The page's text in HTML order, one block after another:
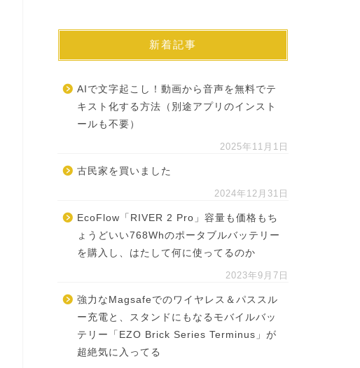
新着記事
AIで文字起こし！動画から音声を無料でテ
キスト化する方法（別途アプリのインスト
ールも不要）
2025年11月1日
古民家を買いました
2024年12月31日
EcoFlow「RIVER 2 Pro」容量も価格もち
ょうどいい768Whのポータブルバッテリー
を購入し、はたして何に使ってるのか
2023年9月7日
強力なMagsafeでのワイヤレス＆パススル
ー充電と、スタンドにもなるモバイルバッ
テリー「EZO Brick Series Terminus」が
超絶気に入ってる